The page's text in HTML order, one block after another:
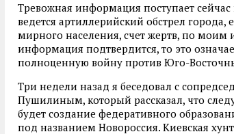
Тревожная информация поступает
ведется артиллерийский обстрел города,
мирного населения, счет жертв, по моим
информация подтвердится, то это
полноценную войну против Юго-
Три недели назад я беседовал с
Пушилиным, который рассказал, что
будет создание федеративного
под названием Новороссия. Киевская